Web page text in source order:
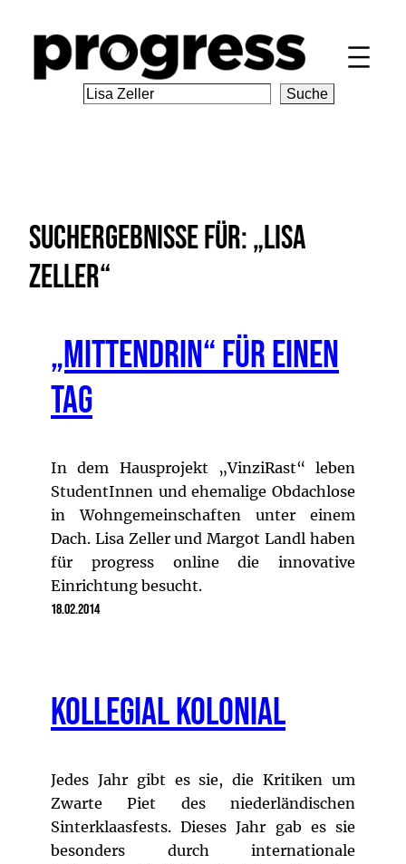
Inhalt
springen
S
Suche
Suchergebnisse für: „Lisa
Zeller“
„Mittendrin“ für einen
Tag
In dem Hausprojekt „VinziRast“ leben
StudentInnen und ehemalige Obdachlose
in Wohngemeinschaften unter einem
Dach. Lisa Zeller und Margot Landl haben
für progress online die innovative
Einrichtung besucht.
18.02.2014
Kollegial kolonial
Jedes Jahr gibt es sie, die Kritiken um
Zwarte Piet des niederländischen
Sinterklaasfests. Dieses Jahr gab es sie
besonders durch internationale